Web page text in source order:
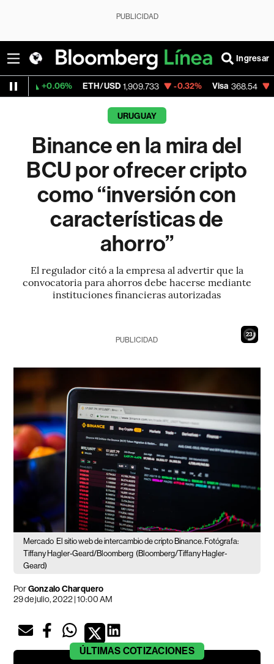
PUBLICIDAD
Ingresar
ETH/USD 1,909.733 -0.32% Visa 368.54 -0.28%
URUGUAY
Binance en la mira del
BCU por ofrecer cripto
como “inversión con
características de
ahorro”
El regulador citó a la empresa al advertir que la
convocatoria para ahorros debe hacerse mediante
instituciones financieras autorizadas
21
PUBLICIDAD
Mercado El sitio web de intercambio de cripto Binance. Fotógrafa:
Tiffany Hagler-Geard/Bloomberg (Bloomberg/Tiffany Hagler-
Geard)
PorGonzalo Charquero
29 de julio, 2022 | 10:00 AM
ÚLTIMAS COTIZACIONES